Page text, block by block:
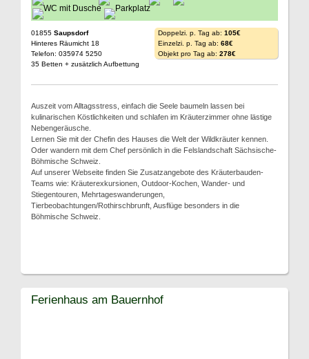
01855 Saupsdorf
Hinteres Räumicht 18
Telefon: 035974 5250
35 Betten + zusätzlich Aufbettung
Doppelzi. p. Tag ab: 105€
Einzelzi. p. Tag ab: 68€
Objekt pro Tag ab: 278€
Auszeit vom Alltagsstress, einfach die Seele baumeln lassen bei
kulinarischen Köstlichkeiten und schlafen im Kräuterzimmer ohne lästige
Nebengeräusche.
Lernen Sie mit der Chefin des Hauses die Welt der Wildkräuter kennen.
Oder wandern mit dem Chef persönlich in die Felslandschaft Sächsische-
Böhmische Schweiz.
Auf unserer Webseite finden Sie Zusatzangebote des Kräuterbauden-
Teams wie: Kräuterexkursionen, Outdoor-Kochen, Wander- und
Stiegentouren, Mehrtageswanderungen,
Tierbeobachtungen/Rothirschbrunft, Ausflüge besonders in die
Böhmische Schweiz.
Ferienhaus am Bauernhof